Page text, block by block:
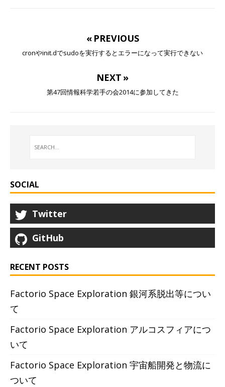
« PREVIOUS
cronやinit.dでsudoを実行するとエラーになって実行できない
NEXT »
第47回情報科学若手の会2014に参加してきた
SOCIAL
Twitter
GitHub
RECENT POSTS
Factorio Space Exploration 銀河系脱出等につい
て
Factorio Space Exploration アルコスフィアにつ
いて
Factorio Space Exploration 宇宙船開発と物流に
ついて